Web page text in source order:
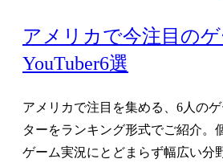
アメリカで今注目の
YouTuber6選
アメリカで注目を集める、6人の
ターをランキング形式でご紹介。
ゲーム実況にとどまらず幅広い分